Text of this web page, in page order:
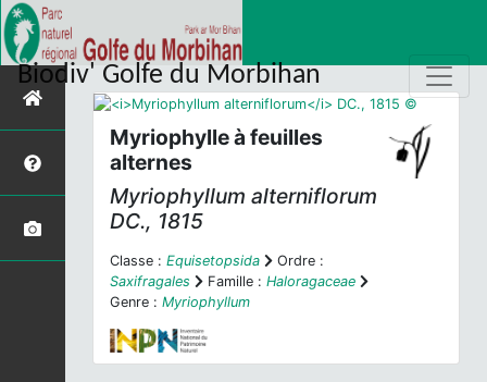
Biodiv' Golfe du Morbihan
Myriophylle à feuilles
alternes
Myriophyllum alterniflorum
DC., 1815
Classe : Equisetopsida
Ordre :
Saxifragales
Famille : Haloragaceae
Genre : Myriophyllum